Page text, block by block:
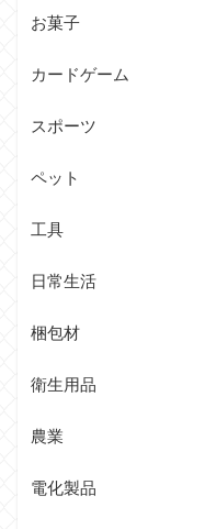
お菓子
カードゲーム
スポーツ
ペット
工具
日常生活
梱包材
衛生用品
農業
電化製品